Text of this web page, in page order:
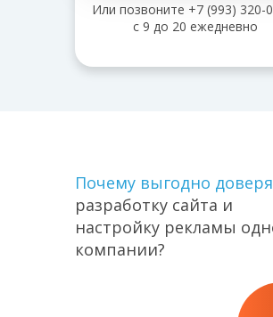
Или позвоните +7 (993) 320-
с 9 до 20 ежедневно
Почему выгодно
разработку сайта и
настройку рекламы
компании?